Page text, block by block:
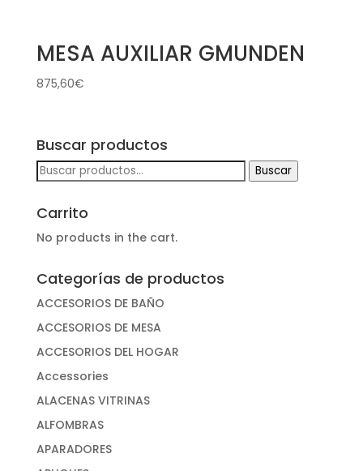
MESA AUXILIAR GMUNDEN
875,60€
Buscar productos
Buscar
Buscar
Carrito
No products in the cart.
Categorías de productos
ACCESORIOS DE BAÑO
ACCESORIOS DE MESA
ACCESORIOS DEL HOGAR
Accessories
ALACENAS VITRINAS
ALFOMBRAS
APARADORES